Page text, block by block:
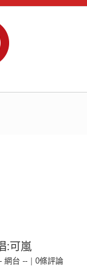
:可嵐
網台 -- 0條評論